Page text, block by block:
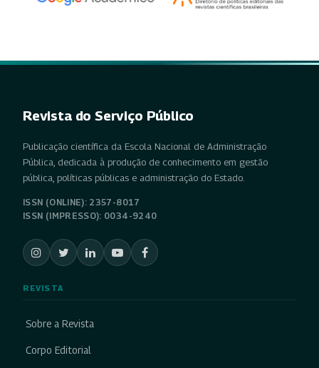
Revista do Serviço Público
Publicação científica da Escola Nacional de Administração
Pública, dedicada à produção de conhecimento em gestão
pública, políticas públicas e administração do Estado.
ISSN (ONLINE): 2357-8017
ISSN (IMPRESSO): 0034-9240
REVISTA
Sobre a Revista
Corpo Editorial